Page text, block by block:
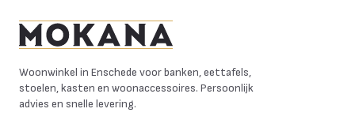
Woonwinkel in Enschede voor banken, eettafels,
stoelen, kasten en woonaccessoires. Persoonlijk
advies en snelle levering.